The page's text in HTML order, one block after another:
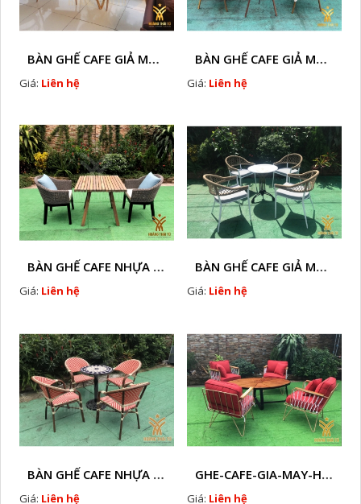
BÀN GHẾ CAFE GIẢ MÂY HTT - L128A
Giá: Liên hệ
BÀN GHẾ CAFE GIẢ MÂY HTT - LS132
Giá: Liên hệ
BÀN GHẾ CAFE NHỰA GIÃ MÂY HTT - L32
Giá: Liên hệ
BÀN GHẾ CAFE GIẢ MÂY HTT - L128
Giá: Liên hệ
BÀN GHẾ CAFE NHỰA GIẢ MÂY HTT - L112
Giá: Liên hệ
GHE-CAFE-GIA-MAY-HTT - L110
Giá: Liên hệ